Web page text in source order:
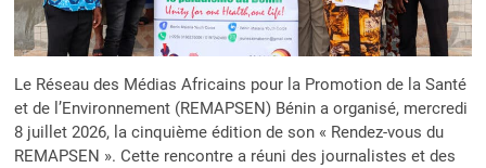
Le Réseau des Médias Africains pour la Promotion de la Santé
et de l’Environnement (REMAPSEN) Bénin a organisé, mercredi
8 juillet 2026, la cinquième édition de son « Rendez-vous du
REMAPSEN ». Cette rencontre a réuni des journalistes et des